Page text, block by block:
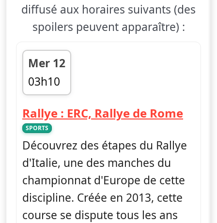
diffusé aux horaires suivants (des
spoilers peuvent apparaître) :
Mer 12
03h10
fin 03h37
Rallye : ERC, Rallye de Rome—
SPORTS
Découvrez des étapes du Rallye
d'Italie, une des manches du
championnat d'Europe de cette
discipline. Créée en 2013, cette
course se dispute tous les ans